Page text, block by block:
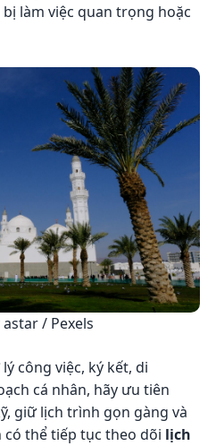
làm việc quan trọng hoặc
/ Pexels
công việc, ký kết, di
cá nhân, hãy ưu tiên
giữ lịch trình gọn gàng và
thể tiếp tục theo dõi lịch